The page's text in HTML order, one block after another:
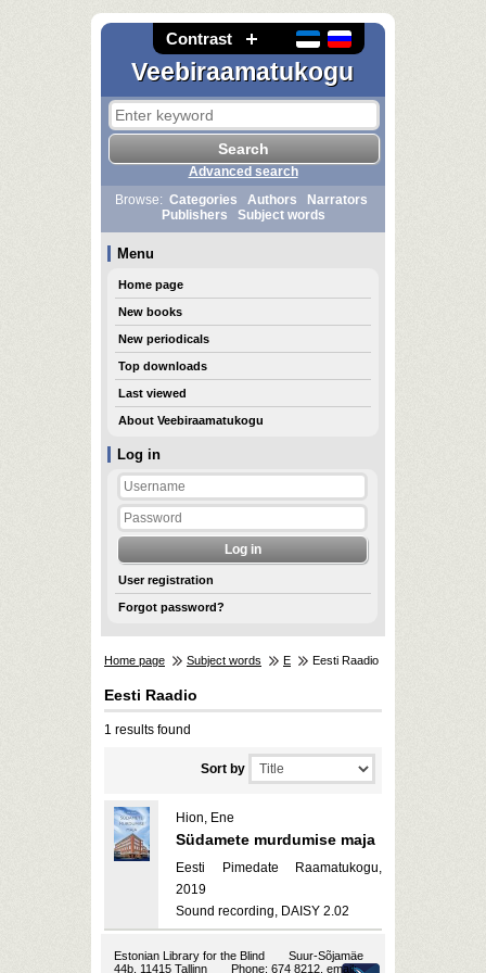
Contrast
Veebiraamatukogu
Log in
User registration
Forgot password?
Advanced search
Browse: Categories Authors
Narrators
Publishers
Subject words
Menu
Home page
New books
New periodicals
Top downloads
Last viewed
About Veebiraamatukogu
Home page Subject words E Eesti Raadio
Eesti Raadio
1 results found
Sort by
Hion, Ene
Südamete murdumise maja
Eesti Pimedate Raamatukogu,
2019
Sound recording, DAISY 2.02
Estonian Library for the Blind
Suur-Sõjamäe
44b, 11415 Tallinn
Phone: 674 8212, email: